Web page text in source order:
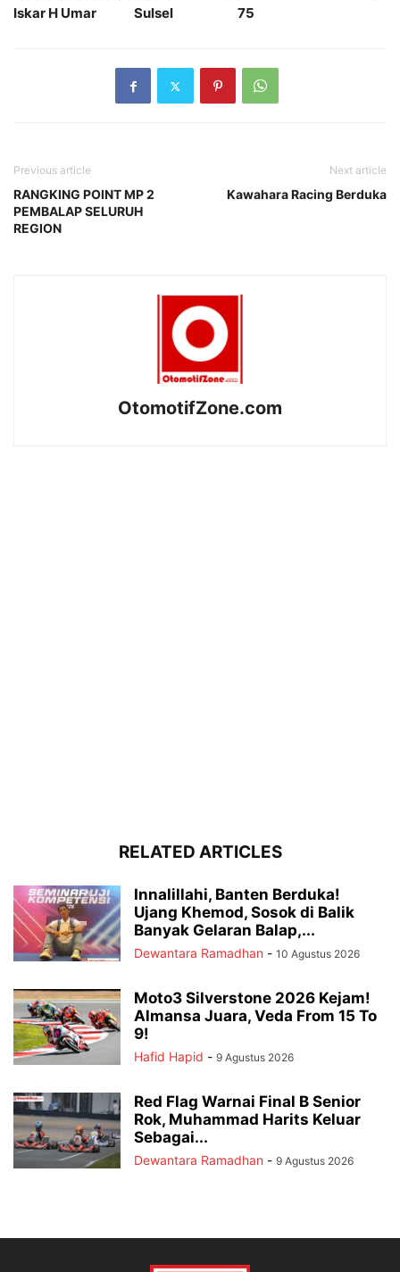
Iskar H Umar Sulsel 75
Previous article
RANGKING POINT MP 2
PEMBALAP SELURUH
REGION
Next article
Kawahara Racing Berduka
OtomotifZone.com
RELATED ARTICLES
Innalillahi, Banten Berduka!
Ujang Khemod, Sosok di Balik
Banyak Gelaran Balap,...
Dewantara Ramadhan - 10 Agustus 2026
Moto3 Silverstone 2026 Kejam!
Almansa Juara, Veda From 15 To
9!
Hafid Hapid - 9 Agustus 2026
Red Flag Warnai Final B Senior
Rok, Muhammad Harits Keluar
Sebagai...
Dewantara Ramadhan - 9 Agustus 2026